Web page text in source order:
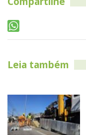
Leia também